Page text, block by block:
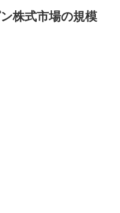
株式市場の規模